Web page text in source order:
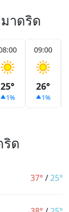
าดริด
25°
1%
09:00
26°
1%
ด
37° /25°